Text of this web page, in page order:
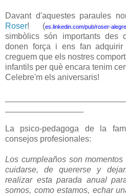
Davant d'aquestes paraules
Roser! (es.linkedin.com/pub/roser-
simbòlics són importants des
donen força i ens fan adquirir
creguem que els nostres
infantils per què encara tenim
Celebre'm els aniversaris!
La psico-pedagoga de la
consejos profesionales:
Los cumpleaños son
cuidarse, de quererse y
realizar esta parada anual
somos, como estamos, echar